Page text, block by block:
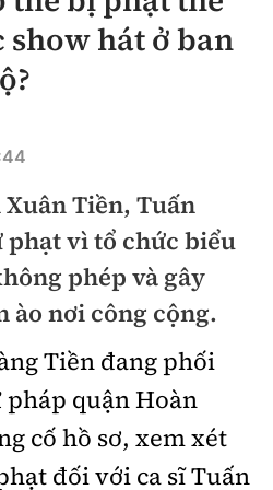
show hát ở ban
Tiền, Tuấn
phạt vì tổ chức biểu
phép và gây
ào nơi công cộng.
Tiền đang phối
quận Hoàn
cố hồ sơ, xem xét
đối với ca sĩ Tuấn